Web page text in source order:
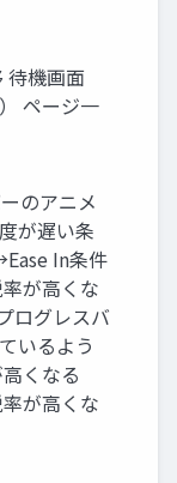
待機画面
ページ一
のアニメ
が遅い条
In条件
が高くな
ログレスバ
いるよう
くなる
が高くな